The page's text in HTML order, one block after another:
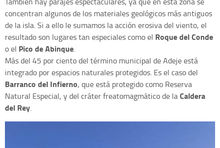
concentran algunos de los materiales geológicos más antiguos
de la isla. Si a ello le sumamos la acción erosiva del viento, el
resultado son lugares tan especiales como el Roque del Conde
o el Pico de Abinque.
Más del 45 por ciento del término municipal de Adeje está
integrado por espacios naturales protegidos. Es el caso del
Barranco del Infierno, que está protegido como Reserva
Natural Especial, y del cráter freatomagmático de laCaldera
del Rey.